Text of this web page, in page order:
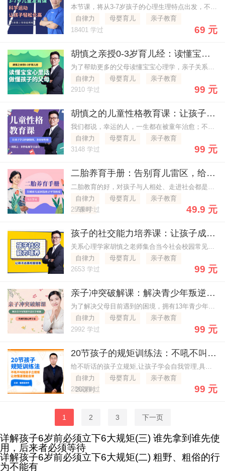
本节课，将从3-7岁孩子的心理生理特点出发，不需要额外多花一分钱
自律力
母婴育儿
亲子教育
18401 学过
69 元
胡慎之亲授0-3岁育儿经：读懂宝宝心里话，做懂孩子的父母
自律力
母婴育儿
亲子教育
2910 学过
99 元
胡慎之的儿童性格教育课：让孩子学会控制情绪，养出好性格
我们都说，幸运的人，一生都在被童年治愈；不幸的人，一生都在治愈童年
自律力
母婴育儿
亲子教育
3148 学过
99 元
二胎养育手册：告别育儿雷区，给孩子平等的爱
自律力
母婴育儿
亲子教育
7课时
2590 学过 49.9 元
孩子的社交能力培养课：让孩子成为社交能人，远离校园侵害
关系心理学家胡慎之老师集合当今社会校园常见的校园问题
自律力
母婴育儿
亲子教育
2653 学过
99 元
亲子冲突破解课：解决青少年叛逆、早恋、厌学难题
为了解决父母目前遇到的困境，拥有13年青少年咨询经验的贠劲松，从1000+的案例中静心挑选出10个典型场景，教你化解冲突诀窍，正确引导孩子早恋问题，彻底解决孩子叛逆，厌学等问题。
自律力
母婴育儿
亲子教育
2992 学过
99 元
20节孩子的规矩训练法：不吼不叫给孩子立规矩，让他懂道理能自律
给不听话的孩子立规矩,让孩子学会自我管理,具备自控力,让他变成懂道理、守规矩、更自律、更自信。
自律力
母婴育儿
亲子教育
20课时
2862 学过 99 元
1 2 3 下一页
详解孩子6岁前必须立下6大规矩(三) 谁先拿到谁先使
用，后来者必须等待
详解孩子6岁前必须立下6大规矩(二) 粗野、粗俗的行
为不能有